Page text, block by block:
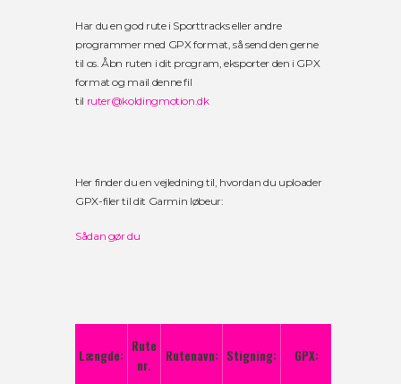
Har du en god rute i Sporttracks eller andre
programmer med GPX format, så send den gerne
til os. Åbn ruten i dit program, eksporter den i GPX
format og mail denne fil
til ruter@koldingmotion.dk
Her finder du en vejledning til, hvordan du uploader
GPX-filer til dit Garmin løbeur:
Sådan gør du
Længde:
Rute
nr.
Rutenavn: Stigning: GPX: